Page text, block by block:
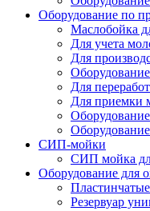
Оборудование по
Маслобойка
Для учета
Для
Для
Для приемки
СИП-мойки
СИП мойка
Оборудование для
Резервуар